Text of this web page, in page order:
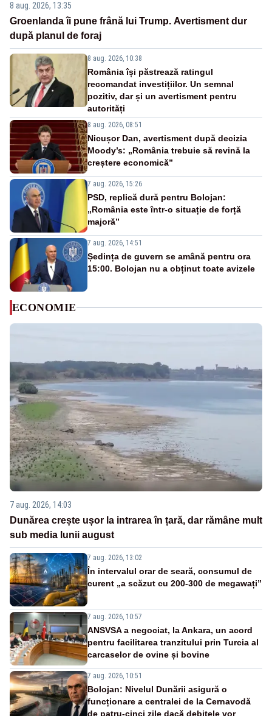
8 aug. 2026, 13:35
Groenlanda îi pune frână lui Trump. Avertisment dur
după planul de foraj
8 aug. 2026, 10:38
România își păstrează ratingul
recomandat investițiilor. Un semnal
pozitiv, dar și un avertisment pentru
autorități
8 aug. 2026, 08:51
Nicușor Dan, avertisment după decizia
Moody’s: „România trebuie să revină la
creștere economică”
7 aug. 2026, 15:26
PSD, replică dură pentru Bolojan:
„România este într-o situație de forță
majoră”
7 aug. 2026, 14:51
Ședința de guvern se amână pentru ora
15:00. Bolojan nu a obținut toate avizele
ECONOMIE
7 aug. 2026, 14:03
Dunărea crește ușor la intrarea în țară, dar rămâne mult
sub media lunii august
7 aug. 2026, 13:02
În intervalul orar de seară, consumul de
curent „a scăzut cu 200-300 de megawați”
7 aug. 2026, 10:57
ANSVSA a negociat, la Ankara, un acord
pentru facilitarea tranzitului prin Turcia al
carcaselor de ovine și bovine
7 aug. 2026, 10:51
Bolojan: Nivelul Dunării asigură o
funcționare a centralei de la Cernavodă
de patru-cinci zile dacă debitele vor